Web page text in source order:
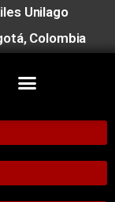
Unilago
Colombia